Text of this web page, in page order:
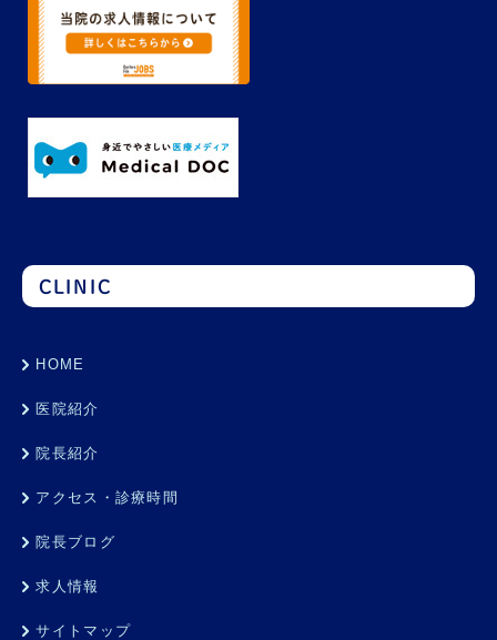
CLINIC
HOME
医院紹介
院長紹介
アクセス・診療時間
院長ブログ
求人情報
サイトマップ